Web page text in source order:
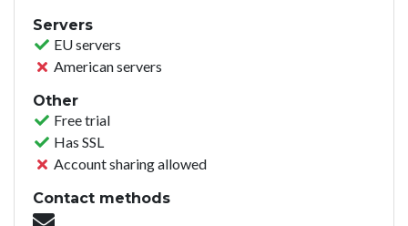
Servers
EU servers
American servers
Other
Free trial
Has SSL
Account sharing allowed
Contact methods